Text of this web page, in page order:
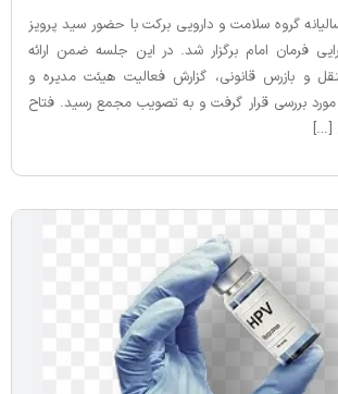
گروه سلامت و دارویی برکت با حضور سید پرویز
فرمان امام برگزار شد. در این جلسه ضمن ارائه
و بازرس قانونی، گزارش فعالیت هیئت مدیره و
بررسی قرار گرفت و به تصویب مجمع رسید. فتاح
[…]